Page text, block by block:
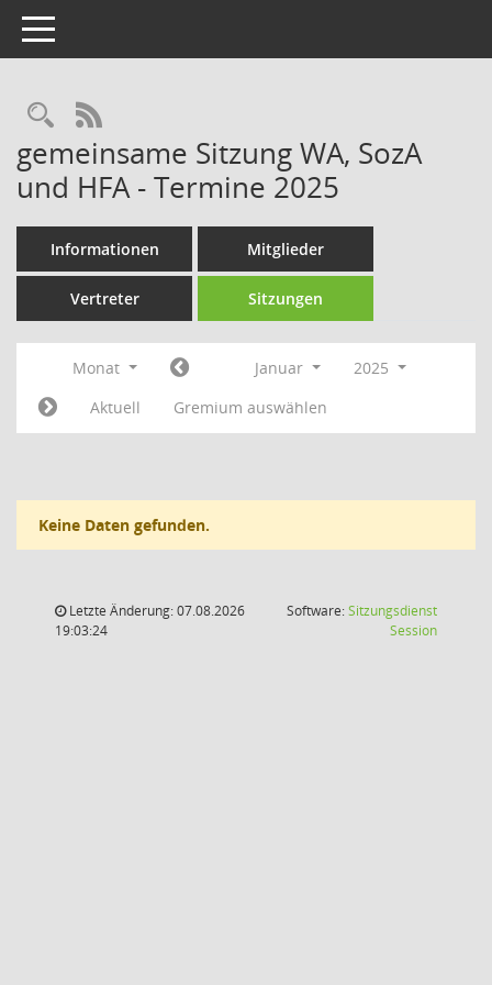
Toggle navigation
Rechercheauswahl
RSS-Feed
gemeinsame Sitzung WA, SozA
und HFA - Termine 2025
Informationen Mitglieder
Vertreter Sitzungen
Monat Januar
2025
Aktuell
Gremium auswählen
Keine Daten gefunden.
Letzte Änderung: 07.08.2026
19:03:24
Software:Sitzungsdienst
Session(Wird in